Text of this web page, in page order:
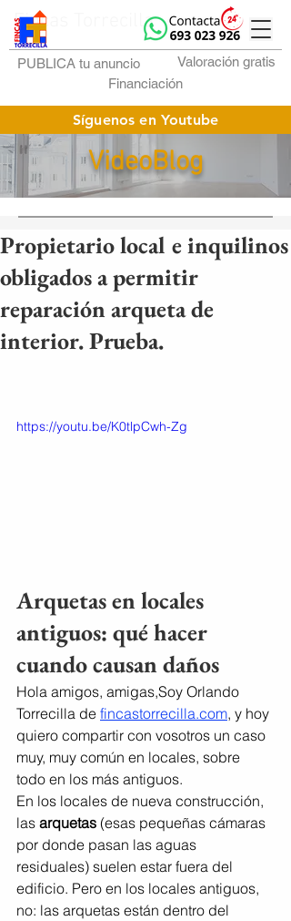
Fincas Torrecilla
PUBLICA tu anuncio
Valoración gratis
Financiación
Síguenos en Youtube
VideoBlog
Propietario local e inquilinos
obligados a permitir
reparación arqueta de
interior. Prueba.
https://youtu.be/K0tlpCwh-Zg
Arquetas en locales
antiguos: qué hacer
cuando causan daños
Hola amigos, amigas,Soy Orlando
Torrecilla de fincastorrecilla.com, y hoy
quiero compartir con vosotros un caso
muy, muy común en locales, sobre
todo en los más antiguos.
En los locales de nueva construcción,
las arquetas (esas pequeñas cámaras
por donde pasan las aguas
residuales) suelen estar fuera del
edificio. Pero en los locales antiguos,
no: las arquetas están dentro del